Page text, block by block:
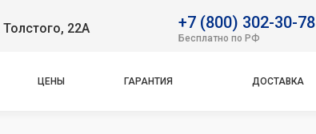
Толстого, 22А +7 (800) 302-30-78
Бесплатно по РФ
ЦЕНЫ ГАРАНТИЯ ДОСТАВКА